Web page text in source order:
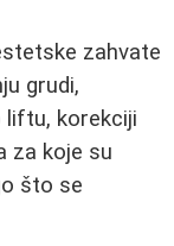
zahvate
grudi,
liftu, korekciji
za koje su
što se